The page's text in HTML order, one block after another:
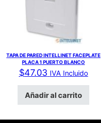
TAPA DE PARED INTELLINET FACEPLATE
PLACA 1 PUERTO BLANCO
$47.03 IVA Incluido
Añadir al carrito